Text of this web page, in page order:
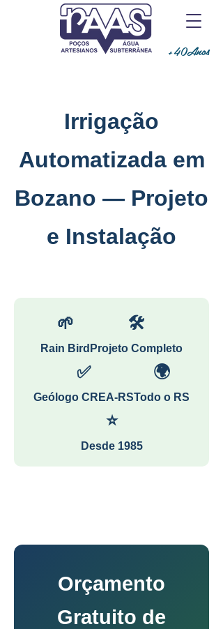
+40Anos
Irrigação
Automatizada em
Bozano — Projeto
e Instalação
🌱
Rain Bird
🛠
Projeto Completo
✅
Geólogo CREA-RS
🌍
Todo o RS
⭐
Desde 1985
Orçamento
Gratuito de